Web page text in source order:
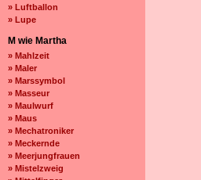
» Luftballon
» Lupe
M wie Martha
» Mahlzeit
» Maler
» Marssymbol
» Masseur
» Maulwurf
» Maus
» Mechatroniker
» Meckernde
» Meerjungfrauen
» Mistelzweig